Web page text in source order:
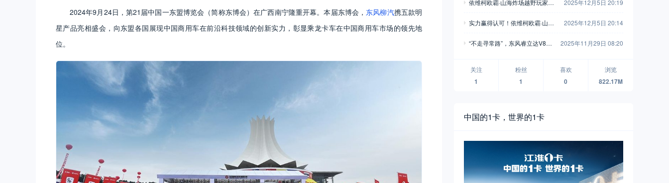
2024年9月24日，第21届中国一东盟博览会（简称东博会）在广西南宁隆重开幕。本届东博会， 东风柳汽携五款明
星产品亮相盛会，向东盟各国展现中国商用车在前沿科技领域的创新实力，彰显乘龙卡车在中国商用车市场的领先地
位。
依维柯欧霸·山海炸场越野玩家车
2025年12月5日 20:19
实力赢得认可！依维柯欧霸·山海
2025年12月5日 20:14
“不走寻常路”，东风睿立达V8E
2025年11月29日 08:20
关注
1
粉丝
1
喜欢
0
浏览
822.17M
中国的1卡，世界的1卡